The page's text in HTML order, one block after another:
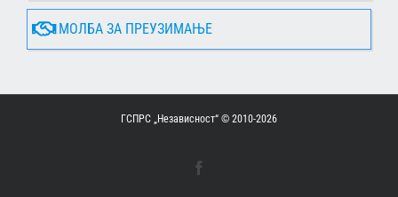
МОЛБА ЗА ПРЕУЗИМАЊЕ
ГСПРС „Независност“ © 2010-2026